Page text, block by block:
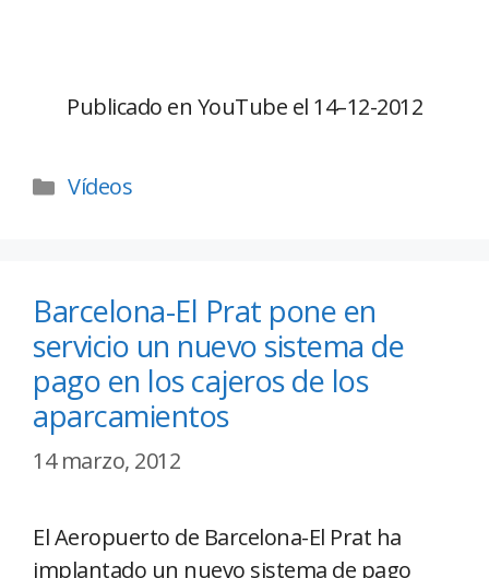
Publicado en YouTube el 14–12-2012
Vídeos
Barcelona-El Prat pone en
servicio un nuevo sistema de
pago en los cajeros de los
aparcamientos
14 marzo, 2012
El Aeropuerto de Barcelona-El Prat ha
implantado un nuevo sistema de pago